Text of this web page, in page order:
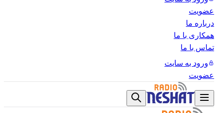
عضویت
درباره ما
همکاری با ما
تماس با ما
ورود به سایت
عضویت